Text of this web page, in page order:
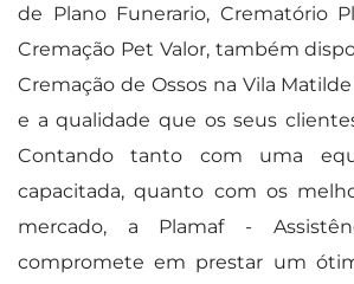
de Plano Funerario, Crematório
Cremação Pet Valor, também
Cremação de Ossos na Vila
e a qualidade que os seus
Contando tanto com uma
capacitada, quanto com os
mercado, a Plamaf -
compromete em prestar um